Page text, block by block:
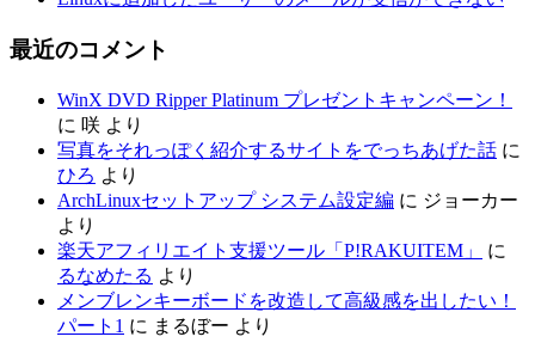
最近のコメント
WinX DVD Ripper Platinum プレゼントキャンペーン！
に 咲 より
写真をそれっぽく紹介するサイトをでっちあげた話 に
ひろ より
ArchLinuxセットアップ システム設定編 に ジョーカー
より
楽天アフィリエイト支援ツール「P!RAKUITEM」
に
るなめたる より
メンブレンキーボードを改造して高級感を出したい！
パート1 に まるぼー より